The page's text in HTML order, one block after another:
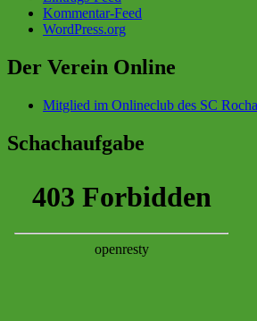
Kommentar-Feed
WordPress.org
Der Verein Online
Mitglied im Onlineclub des SC
Schachaufgabe